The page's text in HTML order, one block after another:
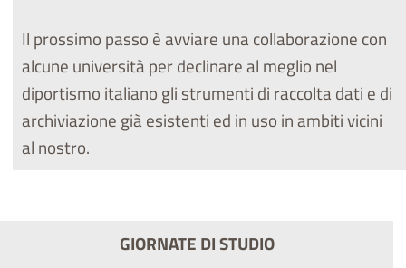
Il prossimo passo è avviare una collaborazione con
alcune università per declinare al meglio nel
diportismo italiano gli strumenti di raccolta dati e di
archiviazione già esistenti ed in uso in ambiti vicini
al nostro.
GIORNATE DI STUDIO